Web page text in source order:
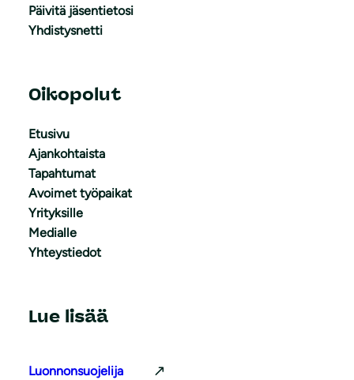
Päivitä jäsentietosi
Yhdistysnetti
Oikopolut
Etusivu
Ajankohtaista
Tapahtumat
Avoimet työpaikat
Yrityksille
Medialle
Yhteystiedot
Lue lisää
Luonnonsuojelija